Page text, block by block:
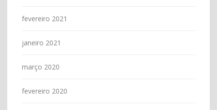
fevereiro 2021
janeiro 2021
março 2020
fevereiro 2020